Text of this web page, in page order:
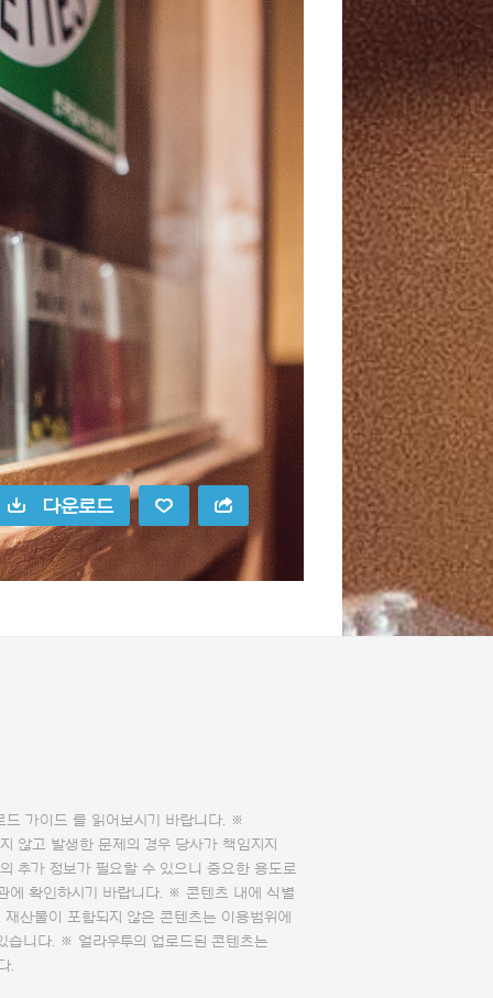
다운로드
드 가이드 를 읽어보시기 바랍니다. ※
않고 발생한 문제의 경우 당사가 책임지지
추가 정보가 필요할 수 있으니 중요한 용도로
에 확인하시기 바랍니다. ※ 콘텐츠 내에 식별
산물이 포함되지 않은 콘텐츠는 이용범위에
습니다. ※ 얼라우투의 업로드된 콘텐츠는
.